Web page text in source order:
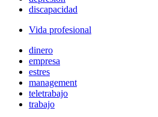
discapacidad
Vida profesional
dinero
empresa
estres
management
teletrabajo
trabajo